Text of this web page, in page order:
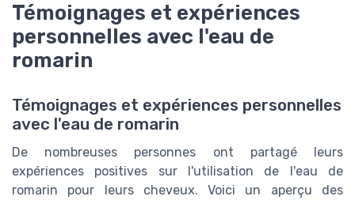
Témoignages et expériences
personnelles avec l'eau de
romarin
Témoignages et expériences personnelles
avec l'eau de romarin
De nombreuses personnes ont partagé leurs
expériences positives sur l'utilisation de l'eau de
romarin pour leurs cheveux. Voici un aperçu des